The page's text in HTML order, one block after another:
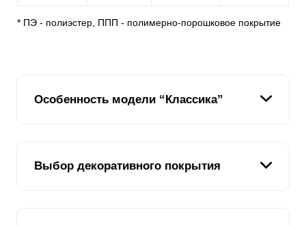
* ПЭ - полиэстер, ППП - полимерно-порошковое покрытие
Особенность модели “Классика”
Мы подумали: “Если есть модель “Ранчо”, в которой
ламели имитируют доски и расположены
Выбор декоративного покрытия